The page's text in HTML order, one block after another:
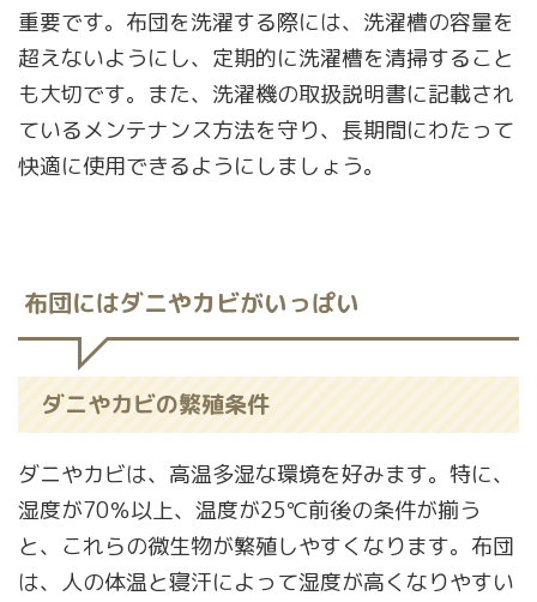
重要です。布団を洗濯する際には、洗濯槽の容量を
超えないようにし、定期的に洗濯槽を清掃すること
も大切です。また、洗濯機の取扱説明書に記載され
ているメンテナンス方法を守り、長期間にわたって
快適に使用できるようにしましょう。
布団にはダニやカビがいっぱい
ダニやカビの繁殖条件
ダニやカビは、高温多湿な環境を好みます。特に、
湿度が70％以上、温度が25℃前後の条件が揃う
と、これらの微生物が繁殖しやすくなります。布団
は、人の体温と寝汗によって湿度が高くなりやすい